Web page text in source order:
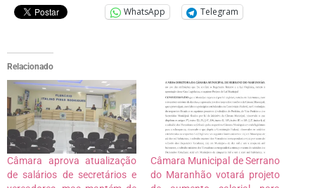
WhatsApp Telegram
Relacionado
Câmara aprova atualização
de salários de secretários e
Câmara Municipal de Serrano
do Maranhão votará projeto